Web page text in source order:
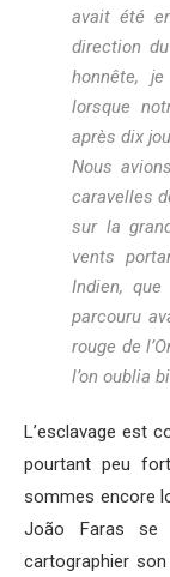
avait été
direction
honnête,
lorsque
après dix
Nous
caravelles
sur la
vents
Indien,
parcouru
rouge de
l’on oublia
L’esclavage est
pourtant peu
sommes encore
João Faras se
cartographier